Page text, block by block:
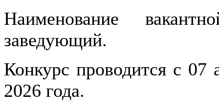
Наименование
заведующий.
Конкурс проводится с 07
2026 года.